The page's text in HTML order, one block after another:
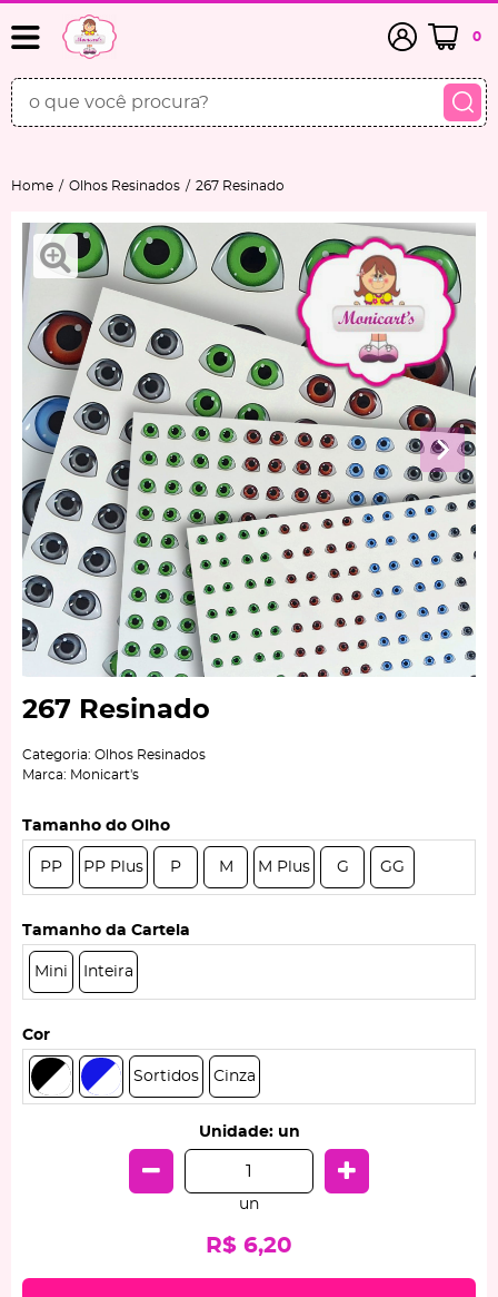
0
Home Olhos Resinados 267 Resinado
267 Resinado
Categoria: Olhos Resinados
Marca: Monicart's
Tamanho do Olho
PP PP Plus P M M Plus G GG
Tamanho da Cartela
Mini Inteira
Cor
Sortidos Cinza
Unidade: un
un
R$ 6,20